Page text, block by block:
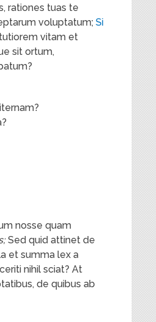
rationes tuas te
voluptatum; Si
vitam et
sit ortum,
nosse quam
Sed quid attinet de
et summa lex a
nihil sciat? At
de quibus ab